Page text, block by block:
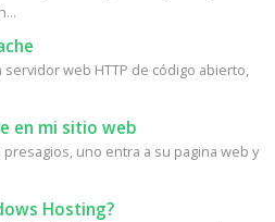
servidor web HTTP de código abierto,
en mi sitio web
uno entra a su pagina web y
Hosting?